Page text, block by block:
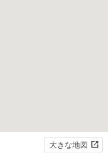
大きな地図